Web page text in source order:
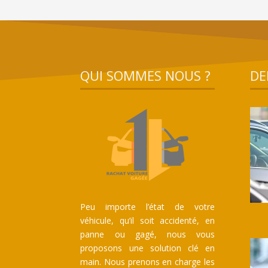
QUI SOMMES NOUS ?
Peu importe l’état de votre
véhicule, qu’il soit accidenté, en
panne ou gagé, nous vous
proposons une solution clé en
main. Nous prenons en charge les